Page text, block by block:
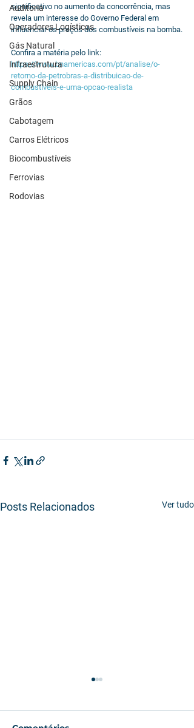
Auditoria
Operadores Logísticos
Gás Natural
Infraestrutura
Supply Chain
Grãos
Cabotagem
Carros Elétricos
Biocombustíveis
Ferrovias
Rodovias
significativo no aumento da concorrência, mas
revela um interesse do Governo Federal em
influenciar os preços dos combustíveis na bomba.
Confira a matéria pelo link:
https://www.bnamericas.com/pt/analise/o-
retorno-da-petrobras-a-distribuicao-de-
combustiveis-e-uma-opcao-realista
Posts Relacionados Ver tudo